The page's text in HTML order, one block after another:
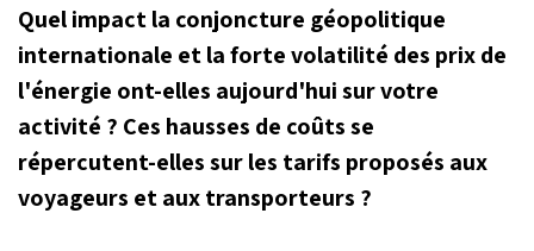
Quel impact la conjoncture géopolitique
internationale et la forte volatilité des prix de
l'énergie ont-elles aujourd'hui sur votre
activité ? Ces hausses de coûts se
répercutent-elles sur les tarifs proposés aux
voyageurs et aux transporteurs ?